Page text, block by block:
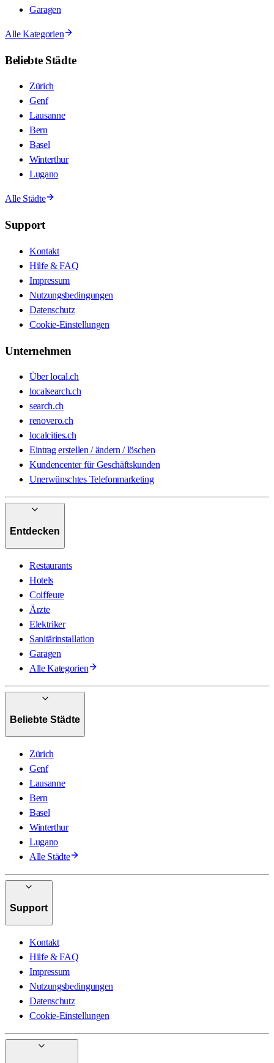
Garagen
Alle Kategorien
Beliebte Städte
Zürich
Genf
Lausanne
Bern
Basel
Winterthur
Lugano
Alle Städte
Support
Kontakt
Hilfe & FAQ
Impressum
Nutzungsbedingungen
Datenschutz
Cookie-Einstellungen
Unternehmen
Über local.ch
localsearch.ch
search.ch
renovero.ch
localcities.ch
Eintrag erstellen / ändern / löschen
Kundencenter für Geschäftskunden
Unerwünschtes Telefonmarketing
Entdecken
Restaurants
Hotels
Coiffeure
Ärzte
Elektriker
Sanitärinstallation
Garagen
Alle Kategorien
Beliebte Städte
Zürich
Genf
Lausanne
Bern
Basel
Winterthur
Lugano
Alle Städte
Support
Kontakt
Hilfe & FAQ
Impressum
Nutzungsbedingungen
Datenschutz
Cookie-Einstellungen